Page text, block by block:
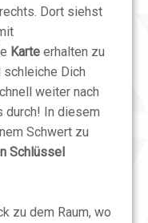
Dort siehst
Karte erhalten zu
schleiche Dich
weiter nach
durch! In diesem
Schwert zu
Schlüssel
zu dem Raum, wo